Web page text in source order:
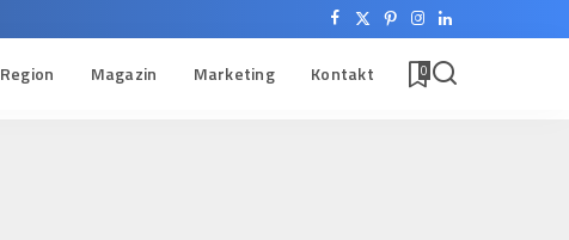
Region Magazin Marketing Kontakt 0